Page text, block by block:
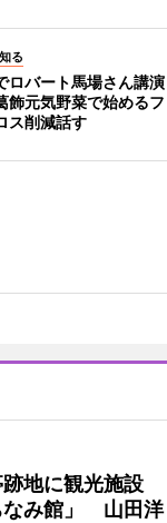
る
ロバート馬場さん講演
元気野菜で始めるフ
ス削減話す
地に観光施設
なみ館」 山田洋